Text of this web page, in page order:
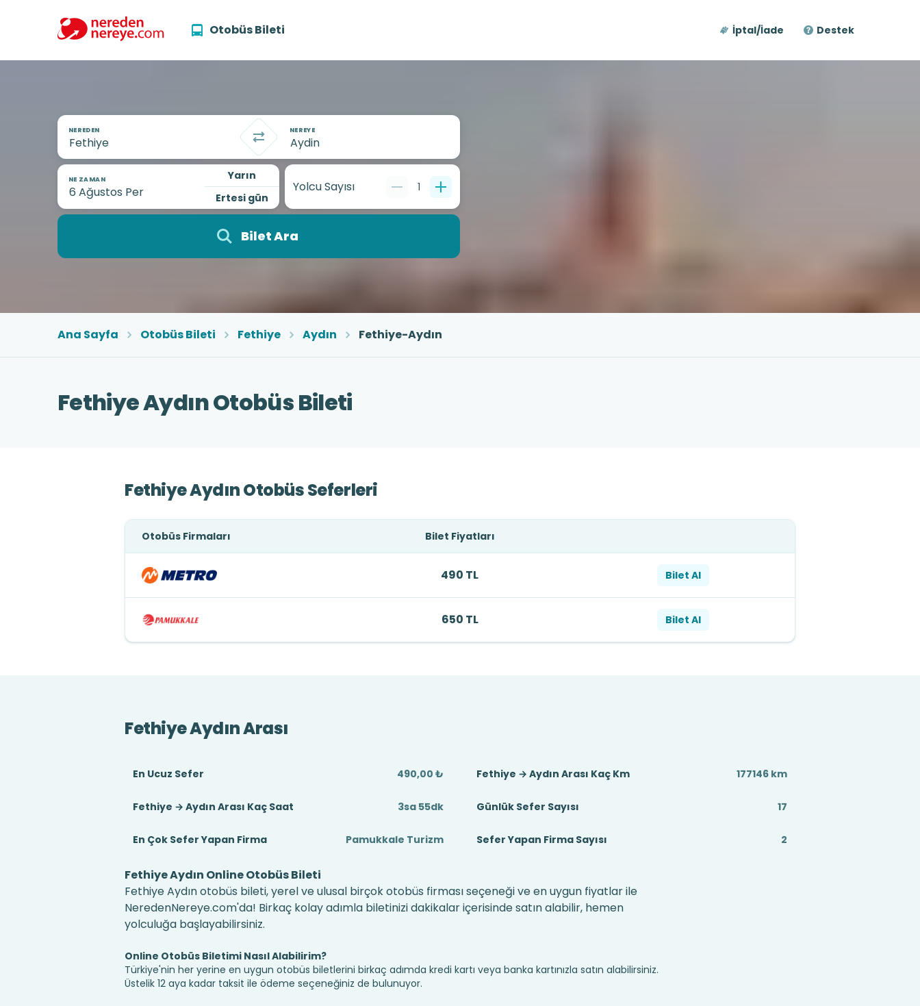
Otobüs Bileti İptal/İade Destek
NEREDEN NEREYE
NE ZAMAN
Yarın
Ertesi gün
Yolcu Sayısı 1
Bilet Ara
Ana Sayfa Otobüs Bileti Fethiye Aydın Fethiye-Aydın
Fethiye Aydın Otobüs Bileti
Fethiye Aydın Otobüs Seferleri
Otobüs Firmaları Bilet Fiyatları
490 TL Bilet Al
650 TL Bilet Al
Fethiye Aydın Arası
En Ucuz Sefer 490,00 ₺ Fethiye → Aydın Arası Kaç Km 177146 km
Fethiye → Aydın Arası Kaç Saat 3sa 55dk Günlük Sefer Sayısı 17
En Çok Sefer Yapan Firma Pamukkale Turizm Sefer Yapan Firma Sayısı 2
Fethiye Aydın Online Otobüs Bileti
Fethiye Aydın otobüs bileti, yerel ve ulusal birçok otobüs firması seçeneği ve en uygun fiyatlar ile
NeredenNereye.com'da! Birkaç kolay adımla biletinizi dakikalar içerisinde satın alabilir, hemen
yolculuğa başlayabilirsiniz.
Online Otobüs Biletimi Nasıl Alabilirim?
Türkiye'nin her yerine en uygun otobüs biletlerini birkaç adımda kredi kartı veya banka kartınızla satın alabilirsiniz.
Üstelik 12 aya kadar taksit ile ödeme seçeneğiniz de bulunuyor.